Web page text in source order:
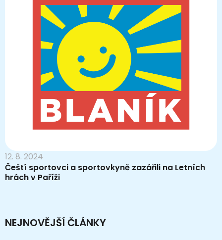
12. 8. 2024
Čeští sportovci a sportovkyně zazářili na Letních
hrách v Paříži
NEJNOVĚJŠÍ ČLÁNKY